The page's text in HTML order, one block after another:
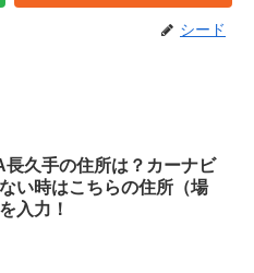
シード
長久手の住所は？カーナビ
い時はこちらの住所（場
入力！